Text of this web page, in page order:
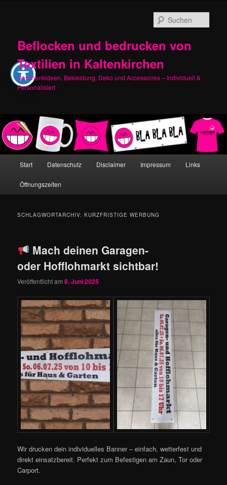
Beflocken und bedrucken von
Textilien in Kaltenkirchen
Geschenkideen, Bekleidung, Deko und Accessoires – Individuell &
Personalisiert
Start Datenschutz Disclaimer Impressum Links
Öffnungszeiten
SCHLAGWORTARCHIV:KURZFRISTIGE WERBUNG
Mach deinen Garagen-
oder Hofflohmarkt sichtbar!
Veröffentlicht am8. Juni 2025
Wir drucken dein individuelles Banner – einfach, wetterfest und
direkt einsatzbereit. Perfekt zum Befestigen am Zaun, Tor oder
Carport.